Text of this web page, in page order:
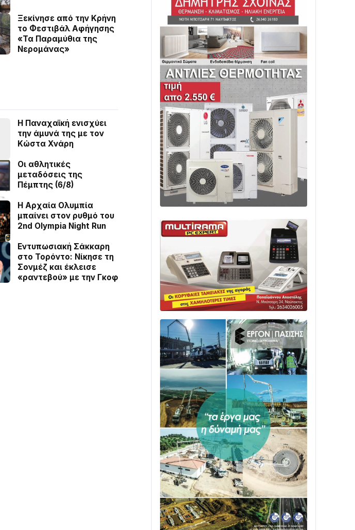
Ξεκίνησε από την Κρήνη
το Φεστιβάλ Αφήγησης
«Τα Παραμύθια της
Νερομάνας»
Η Παναχαϊκή ενισχύει
την άμυνά της με τον
Κώστα Χνάρη
Οι αθλητικές
μεταδόσεις της
Πέμπτης (6/8)
Η Αρχαία Ολυμπία
μπαίνει στον ρυθμό του
2nd Olympia Night Run
Εντυπωσιακή Σάκκαρη
στο Τορόντο: Νίκησε τη
Σονμέζ και έκλεισε
«ραντεβού» με την Γκοφ